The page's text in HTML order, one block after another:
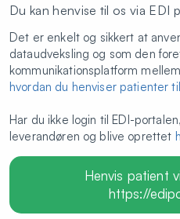
Du kan henvise til os via EDI
Det er enkelt og sikkert at
dataudveksling og som den
kommunikationsplatform
hvordan du henviser patienter
Har du ikke login til EDI-
leverandøren og blive oprettet
Henvis patient
https://